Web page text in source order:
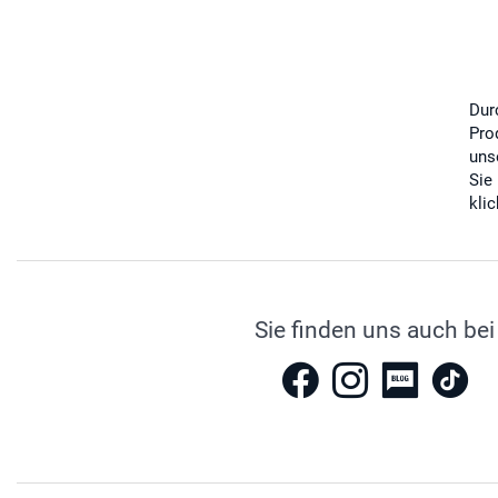
Sie
Sie finden uns auch bei